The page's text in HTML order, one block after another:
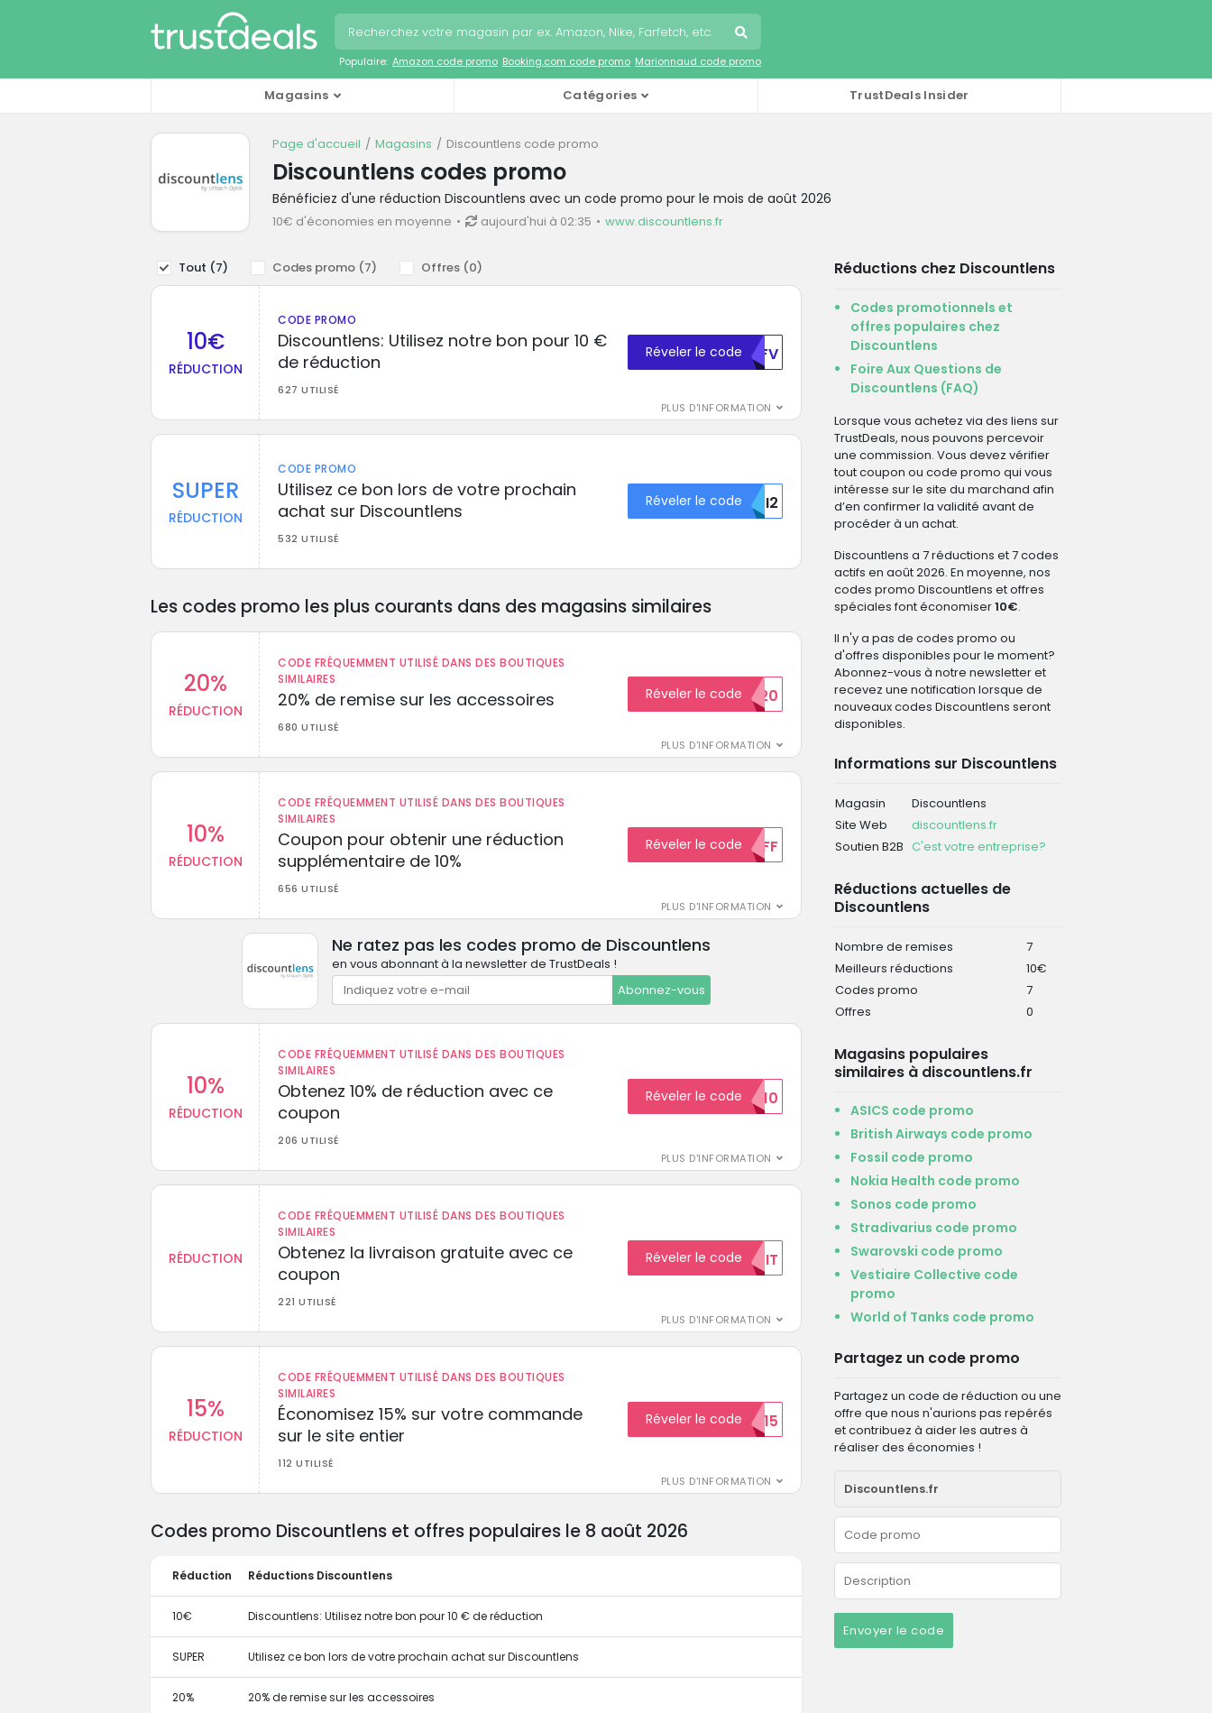
Populaire: Amazon code promo Booking.com code promo Marionnaud code promo
Magasins Catégories TrustDeals Insider
Page d'accueil Magasins Discountlens code promo
Discountlens codes promo
Bénéficiez d'une réduction Discountlens avec un code promo pour le mois de août 2026
10€ d'économies en moyenne aujourd'hui à 02:35 www.discountlens.fr
Tout (7) Codes promo (7) Offres (0)
10€
RÉDUCTION
CODE PROMO
Discountlens: Utilisez notre bon pour 10 €
de réduction
627 UTILISÉ
PLUS D'INFORMATION
Réveler le codeMDFV
SUPER
RÉDUCTION
CODE PROMO
Utilisez ce bon lors de votre prochain
achat sur Discountlens
532 UTILISÉ
Réveler le code MJI2
Les codes promo les plus courants dans des magasins similaires
20%
RÉDUCTION
CODE FRÉQUEMMENT UTILISÉ DANS DES BOUTIQUES
SIMILAIRES
20% de remise sur les accessoires
680 UTILISÉ
PLUS D'INFORMATION
Réveler le code
BIENVENUE20
10%
RÉDUCTION
CODE FRÉQUEMMENT UTILISÉ DANS DES BOUTIQUES
SIMILAIRES
Coupon pour obtenir une réduction
supplémentaire de 10%
656 UTILISÉ
PLUS D'INFORMATION
Réveler le code10%OFF
Ne ratez pas les codes promo de Discountlens
en vous abonnant à la newsletter de TrustDeals !
Abonnez-vous
10%
RÉDUCTION
CODE FRÉQUEMMENT UTILISÉ DANS DES BOUTIQUES
SIMILAIRES
Obtenez 10% de réduction avec ce
coupon
206 UTILISÉ
PLUS D'INFORMATION
Réveler le code
REDUCTION10
RÉDUCTION
CODE FRÉQUEMMENT UTILISÉ DANS DES BOUTIQUES
SIMILAIRES
Obtenez la livraison gratuite avec ce
coupon
221 UTILISÉ
PLUS D'INFORMATION
Réveler le codeGRATUIT
15%
RÉDUCTION
CODE FRÉQUEMMENT UTILISÉ DANS DES BOUTIQUES
SIMILAIRES
Économisez 15% sur votre commande
sur le site entier
112 UTILISÉ
PLUS D'INFORMATION
Réveler le codeECON15
Réductions chez Discountlens
Codes promotionnels et
offres populaires chez
Discountlens
Foire Aux Questions de
Discountlens (FAQ)
Lorsque vous achetez via des liens sur
TrustDeals, nous pouvons percevoir
une commission. Vous devez vérifier
tout coupon ou code promo qui vous
intéresse sur le site du marchand afin
d’en confirmer la validité avant de
procéder à un achat.
Discountlens a 7 réductions et 7 codes
actifs en août 2026. En moyenne, nos
codes promo Discountlens et offres
spéciales font économiser10€.
Il n'y a pas de codes promo ou
d'offres disponibles pour le moment?
Abonnez-vous à notre newsletter et
recevez une notification lorsque de
nouveaux codes Discountlens seront
disponibles.
Informations sur Discountlens
Magasin
Discountlens
Site Web
discountlens.fr
Soutien B2B C'est votre entreprise?
Réductions actuelles de
Discountlens
Nombre de remises
7
Meilleurs réductions
10€
Codes promo
7
Offres
0
Magasins populaires
similaires à discountlens.fr
ASICS code promo
British Airways code promo
Fossil code promo
Nokia Health code promo
Sonos code promo
Stradivarius code promo
Swarovski code promo
Vestiaire Collective code
promo
World of Tanks code promo
Partagez un code promo
Partagez un code de réduction ou une
offre que nous n'aurions pas repérés
et contribuez à aider les autres à
réaliser des économies !
Envoyer le code
Codes promo Discountlens et offres populaires le 8 août 2026
Réduction Réductions Discountlens
10€ Discountlens: Utilisez notre bon pour 10 € de réduction
SUPER Utilisez ce bon lors de votre prochain achat sur Discountlens
20% 20% de remise sur les accessoires